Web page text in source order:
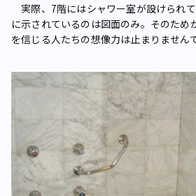
実際、7階にはシャワー室が設けられ
に示されているのは図面のみ。そのため
を信じる人たちの想像力は止まりません